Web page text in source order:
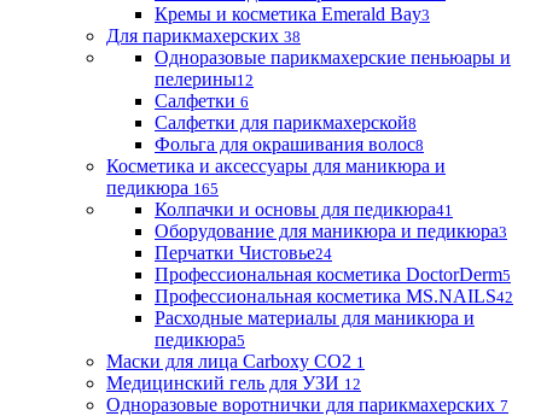
Кремы и косметика Emerald Bay3
Для парикмахерских 38
Одноразовые парикмахерские пеньюары и
пелерины12
Салфетки 6
Салфетки для парикмахерской8
Фольга для окрашивания волос8
Косметика и аксессуары для маникюра и
педикюра 165
Колпачки и основы для педикюра41
Оборудование для маникюра и педикюра3
Перчатки Чистовье24
Профессиональная косметика DoctorDerm5
Профессиональная косметика MS.NAILS42
Расходные материалы для маникюра и
педикюра5
Маски для лица Carboxy CO2 1
Медицинский гель для УЗИ 12
Одноразовые воротнички для парикмахерских 7